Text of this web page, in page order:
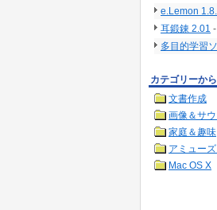
e.Lemon
耳鍛錬 2.01
多目的学習
カテゴリーか
文書作成
画像＆サ
家庭＆趣味
アミュー
Mac OS X